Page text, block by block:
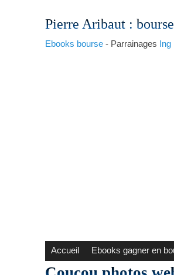
Pierre Aribaut:
Ebooks bourse- Parrainages Ing
Accueil Ebooks gagner en